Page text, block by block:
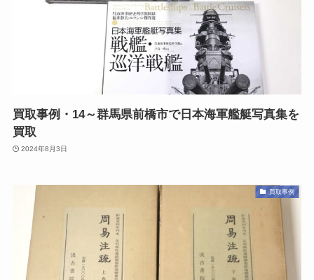
買取事例・14～群馬県前橋市で日本海軍艦艇写真集を
買取
2024年8月3日
買取事例